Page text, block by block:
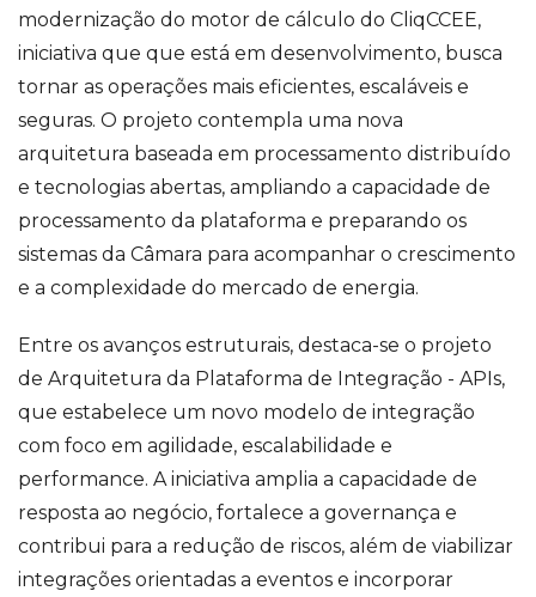
modernização do motor de cálculo do CliqCCEE,
iniciativa que que está em desenvolvimento, busca
tornar as operações mais eficientes, escaláveis e
seguras. O projeto contempla uma nova
arquitetura baseada em processamento distribuído
e tecnologias abertas, ampliando a capacidade de
processamento da plataforma e preparando os
sistemas da Câmara para acompanhar o crescimento
e a complexidade do mercado de energia.
Entre os avanços estruturais, destaca-se o projeto
de Arquitetura da Plataforma de Integração - APIs,
que estabelece um novo modelo de integração
com foco em agilidade, escalabilidade e
performance. A iniciativa amplia a capacidade de
resposta ao negócio, fortalece a governança e
contribui para a redução de riscos, além de viabilizar
integrações orientadas a eventos e incorporar